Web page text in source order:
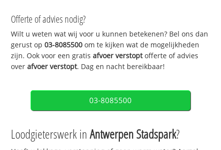
Offerte of advies nodig?
Wilt u weten wat wij voor u kunnen betekenen? Bel ons dan
gerust op03-8085500 om te kijken wat de mogelijkheden
zijn. Ook voor een gratisafvoer verstoptofferte of advies
overafvoer verstopt. Dag en nacht bereikbaar!
03-8085500
Loodgieterswerk inAntwerpen Stadspark?